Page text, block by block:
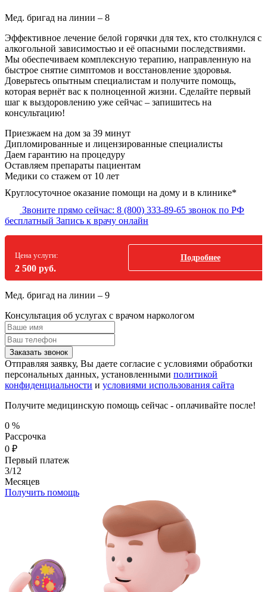
Мед. бригад на линии – 8
Эффективное лечение белой горячки для тех, кто столкнулся с
алкогольной зависимостью и её опасными последствиями.
Мы обеспечиваем комплексную терапию, направленную на
быстрое снятие симптомов и восстановление здоровья.
Доверьтесь опытным специалистам и получите помощь,
которая вернёт вас к полноценной жизни. Сделайте первый
шаг к выздоровлению уже сейчас – запишитесь на
консультацию!
Приезжаем на дом за 39 минут
Дипломированные и лицензированные специалисты
Даем гарантию на процедуру
Оставляем препараты пациентам
Медики со стажем от 10 лет
Круглосуточное оказание помощи на дому и в клинике*
Звоните прямо сейчас: 8 (800) 333-89-65 звонок по РФ
бесплатный Запись к врачу онлайн
Цена услуги:
2 500 руб.
Подробнее
Мед. бригад на линии – 9
Консультация об услугах с врачом наркологом
Заказать звонок
Отправляя заявку, Вы даете согласие с условиями обработки
персональных данных, установленными политикой
конфиденциальности и условиями использования сайта
Получите медицинскую помощь сейчас - оплачивайте после!
0 %
Рассрочка
0 ₽
Первый платеж
3/12
Месяцев
Получить помощь